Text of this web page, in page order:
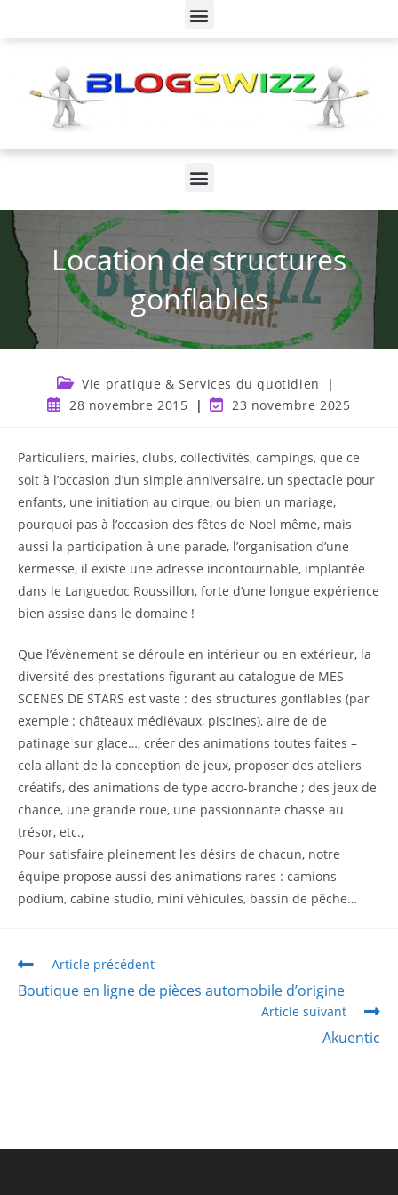
Location de structures
gonflables
Vie pratique & Services du quotidien
28 novembre 2015
23 novembre 2025
Particuliers, mairies, clubs, collectivités, campings, que ce
soit à l’occasion d’un simple anniversaire, un spectacle pour
enfants, une initiation au cirque, ou bien un mariage,
pourquoi pas à l’occasion des fêtes de Noel même, mais
aussi la participation à une parade, l’organisation d’une
kermesse, il existe une adresse incontournable, implantée
dans le Languedoc Roussillon, forte d’une longue expérience
bien assise dans le domaine !
Que l’évènement se déroule en intérieur ou en extérieur, la
diversité des prestations figurant au catalogue de MES
SCENES DE STARS est vaste : des structures gonflables (par
exemple : châteaux médiévaux, piscines), aire de de
patinage sur glace…, créer des animations toutes faites –
cela allant de la conception de jeux, proposer des ateliers
créatifs, des animations de type accro-branche ; des jeux de
chance, une grande roue, une passionnante chasse au
trésor, etc.,
Pour satisfaire pleinement les désirs de chacun, notre
équipe propose aussi des animations rares : camions
podium, cabine studio, mini véhicules, bassin de pêche…
Article précédent
Boutique en ligne de pièces automobile d’origine
Article suivant
Akuentic